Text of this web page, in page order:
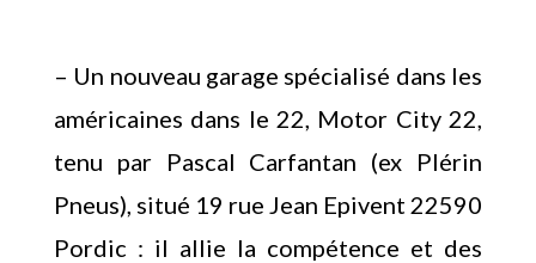
– Un nouveau garage spécialisé dans les
américaines dans le 22, Motor City 22,
tenu par Pascal Carfantan (ex Plérin
Pneus), situé 19 rue Jean Epivent 22590
Pordic : il allie la compétence et des